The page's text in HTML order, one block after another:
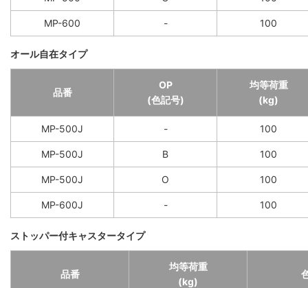
MP-600 - 100
オール自在タイプ
品番
OP
(色記号)
均等荷重
(kg)
MP-500J - 100
MP-500J B 100
MP-500J O 100
MP-600J - 100
ストッパー付キャスタータイプ
品番
均等荷重
(kg)